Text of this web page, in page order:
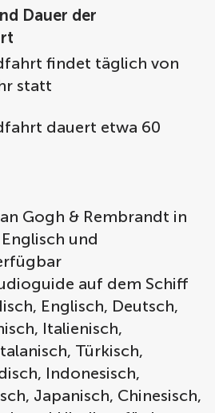
Dauer der
findet täglich von
statt
dauert etwa 60
Gogh & Rembrandt in
und
auf dem Schiff
Englisch, Deutsch,
Italienisch,
Türkisch,
Indonesisch,
Japanisch, Chinesisch,